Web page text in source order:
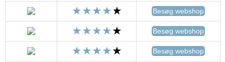
Besøg webshop
Besøg webshop
Besøg webshop